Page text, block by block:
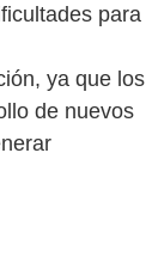
para
ya que los
de nuevos